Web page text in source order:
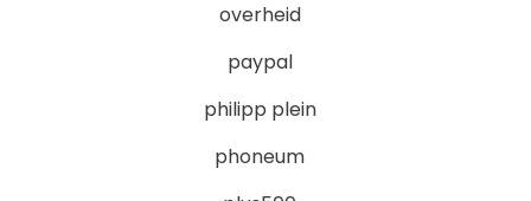
overheid
paypal
philipp plein
phoneum